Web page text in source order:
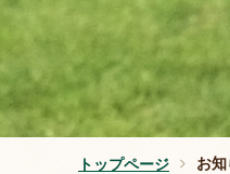
トップページ お